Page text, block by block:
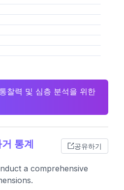
찰력 및 심층 분석을 위한
통계 공유하기
a comprehensive